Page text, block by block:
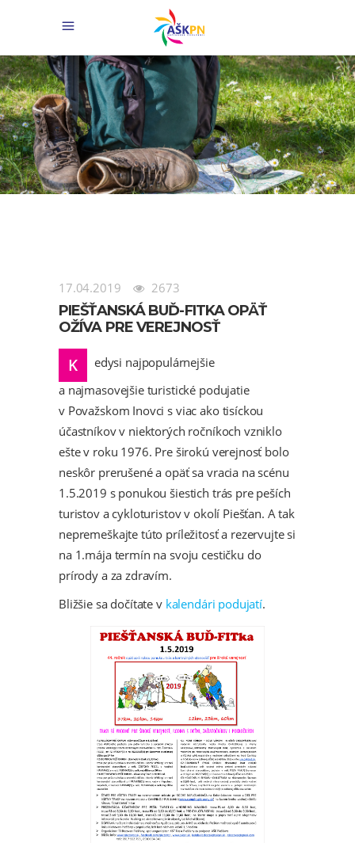
17.04.2019 2673
PIEŠŤANSKÁ BUĎ-FITKA OPÄŤ
OŽÍVA PRE VEREJNOSŤ
Kedysi najpopulárnejšie
a najmasovejšie turistické podujatie
v Považskom Inovci s viac ako tisíckou
účastníkov v niektorých ročníkoch vzniklo
ešte v roku 1976. Pre širokú verejnosť bolo
neskôr prerušené a opäť sa vracia na scénu
1.5.2019 s ponukou šiestich trás pre peších
turistov a cykloturistov v okolí Piešťan. A tak
nepremeškajte túto príležitosť a rezervujte si
na 1.mája termín na svoju cestičku do
prírody a za zdravím.
Bližšie sa dočítate v kalendári podujatí.